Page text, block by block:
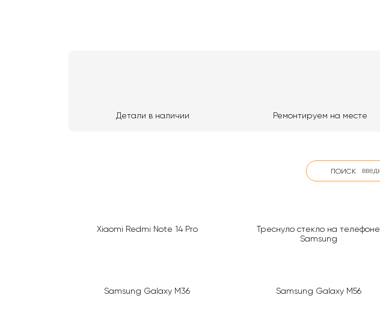
Детали в наличии Ремонтируем на месте
ПОИСК
Xiaomi Redmi Note 14 Pro
Треснуло стекло на телефоне
Samsung
Samsung Galaxy M36 Samsung Galaxy M56